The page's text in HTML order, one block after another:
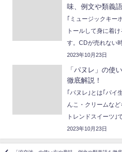
味、例文や類義
｢ミュージックキー
トールして身に着
す。CDが売れない時
2023年10月23日
「パヌレ」の使
徹底解説！
｢パヌレ｣とは｢パイ
んこ・クリームな
トレンドスイーツ｣で
2023年10月23日